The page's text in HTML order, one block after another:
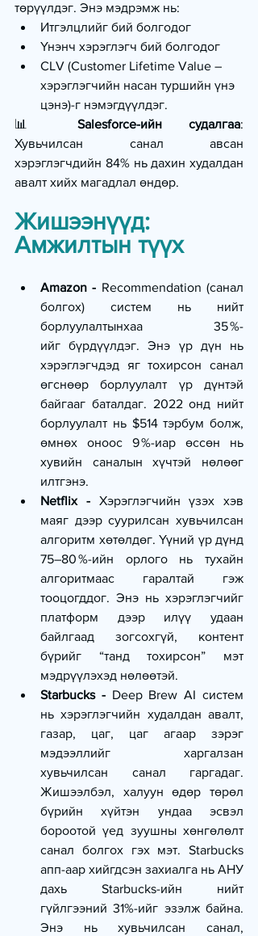
төрүүлдэг. Энэ мэдрэмж нь:
Итгэлцлийг бий болгодог
Үнэнч хэрэглэгч бий болгодог
CLV (Customer Lifetime Value –
хэрэглэгчийн насан туршийн үнэ
цэнэ)-г нэмэгдүүлдэг.
📊 Salesforce-ийн судалгаа:
Хувьчилсан санал авсан
хэрэглэгчдийн 84% нь дахин худалдан
авалт хийх магадлал өндөр.
Жишээнүүд:
Амжилтын түүх
Amazon - Recommendation (санал
болгох) систем нь нийт
борлуулалтынхаа 35 %-
ийг бүрдүүлдэг. Энэ үр дүн нь
хэрэглэгчдэд яг тохирсон санал
өгснөөр борлуулалт үр дүнтэй
байгааг баталдаг. 2022 онд нийт
борлуулалт нь $514 тэрбум болж,
өмнөх оноос 9 %-иар өссөн нь
хувийн саналын хүчтэй нөлөөг
илтгэнэ.
Netflix - Хэрэглэгчийн үзэх хэв
маяг дээр суурилсан хувьчилсан
алгоритм хөтөлдөг. Үүний үр дүнд
75–80 %-ийн орлого нь тухайн
алгоритмаас гаралтай гэж
тооцогддог. Энэ нь хэрэглэгчийг
платформ дээр илүү удаан
байлгаад зогсохгүй, контент
бүрийг “танд тохирсон” мэт
мэдрүүлэхэд нөлөөтэй.
Starbucks - Deep Brew AI систем
нь хэрэглэгчийн худалдан авалт,
газар, цаг, цаг агаар зэрэг
мэдээллийг харгалзан
хувьчилсан санал гаргадаг.
Жишээлбэл, халуун өдөр төрөл
бүрийн хүйтэн ундаа эсвэл
бороотой үед зуушны хөнгөлөлт
санал болгох гэх мэт. Starbucks
апп-аар хийгдсэн захиалга нь АНУ
дахь Starbucks-ийн нийт
гүйлгээний 31%-ийг эзэлж байна.
Энэ нь хувьчилсан санал,